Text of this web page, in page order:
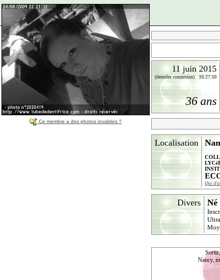
Ce membre a des photos invalides ?
11 juin 2015
(dernière connexion) 16:27:50
36 ans
Localisation
Qui
Divers Né
Nancy,